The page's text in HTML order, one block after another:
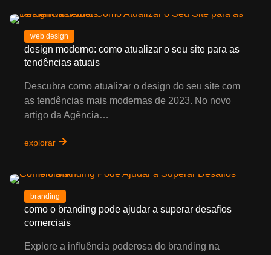
web design
design moderno: como atualizar o seu site para as
tendências atuais
Descubra como atualizar o design do seu site com
as tendências mais modernas de 2023. No novo
artigo da Agência…
explorar
branding
como o branding pode ajudar a superar desafios
comerciais
Explore a influência poderosa do branding na